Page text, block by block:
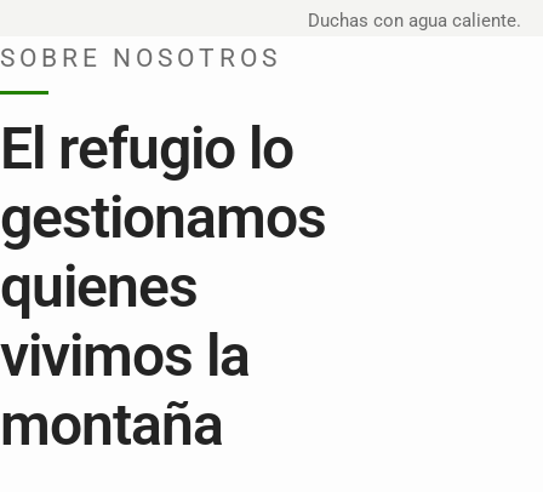
Duchas con agua caliente.
SOBRE NOSOTROS
El refugio lo
gestionamos
quienes
vivimos la
montaña